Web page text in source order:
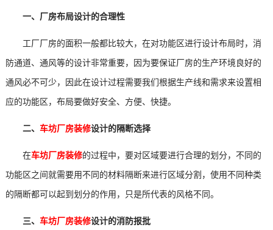
一、厂房布局设计的合理性
工厂厂房的面积一般都比较大，在对功能区进行设计布局时，消
防通道、通风等的设计非常重要，因为要保证厂房的生产环境良好的
通风必不可少，因此在设计过程需要我们根据生产线和需求来设置相
应的功能区，布局要做好安全、方便、快捷。
二、 车坊厂房装修设计的隔断选择
在车坊厂房装修的过程中，要对区域要进行合理的划分，不同的
功能区之间就需要用不同的材料隔断来进行区域分割，使用不同种类
的隔断都可以起到划分的作用，只是所代表的风格不同。
三、 车坊厂房装修设计的消防报批